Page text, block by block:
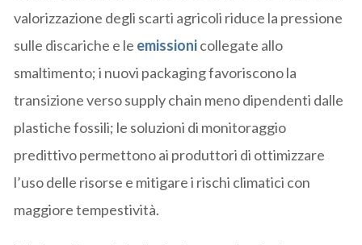
valorizzazione degli scarti agricoli riduce la pressione
sulle discariche e le emissionicollegate allo
smaltimento; i nuovi packaging favoriscono la
transizione verso supply chain meno dipendenti dalle
plastiche fossili; le soluzioni di monitoraggio
predittivo permettono ai produttori di ottimizzare
l’uso delle risorse e mitigare i rischi climatici con
maggiore tempestività.